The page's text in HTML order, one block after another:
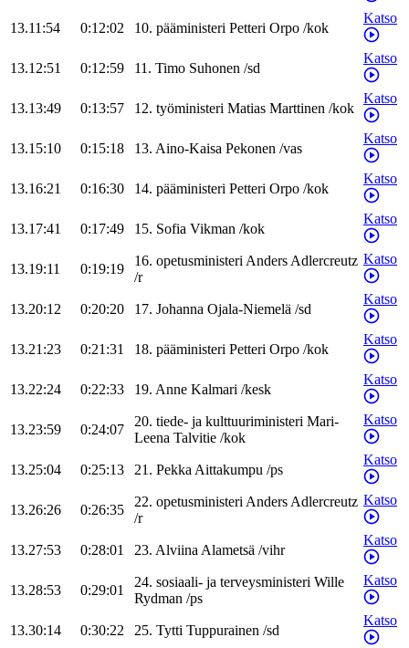
13.11:54 0:12:02 10. pääministeri Petteri Orpo /kok
Katso
13.12:51 0:12:59 11. Timo Suhonen /sd
Katso
13.13:49 0:13:57 12. työministeri Matias Marttinen /kok
Katso
13.15:10 0:15:18 13. Aino-Kaisa Pekonen /vas
Katso
13.16:21 0:16:30 14. pääministeri Petteri Orpo /kok
Katso
13.17:41 0:17:49 15. Sofia Vikman /kok
Katso
13.19:11 0:19:19
16. opetusministeriAndersAdlercreutz
/r
Katso
13.20:12 0:20:20 17. Johanna Ojala-Niemelä /sd
Katso
13.21:23 0:21:31 18. pääministeri Petteri Orpo /kok
Katso
13.22:24 0:22:33 19. Anne Kalmari /kesk
Katso
13.23:59 0:24:07
20. tiede- ja kulttuuriministeri Mari-
Leena Talvitie /kok
Katso
13.25:04 0:25:13 21. PekkaAittakumpu /ps
Katso
13.26:26 0:26:35
22. opetusministeriAndersAdlercreutz
/r
Katso
13.27:53 0:28:01 23. AlviinaAlametsä /vihr
Katso
13.28:53 0:29:01
24. sosiaali- ja terveysministeri Wille
Rydman /ps
Katso
13.30:14 0:30:22 25. Tytti Tuppurainen /sd
Katso